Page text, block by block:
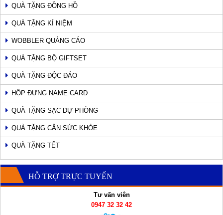
QUÀ TẶNG ĐỒNG HỒ
QUÀ TẶNG KỈ NIỆM
WOBBLER QUẢNG CÁO
QUÀ TẶNG BỘ GIFTSET
QUÀ TẶNG ĐỘC ĐÁO
HỘP ĐỰNG NAME CARD
QUÀ TẶNG SẠC DỰ PHÒNG
QUÀ TẶNG CÂN SỨC KHỎE
QUÀ TẶNG TẾT
HỖ TRỢ TRỰC TUYẾN
Tư vấn viên
0947 32 32 42